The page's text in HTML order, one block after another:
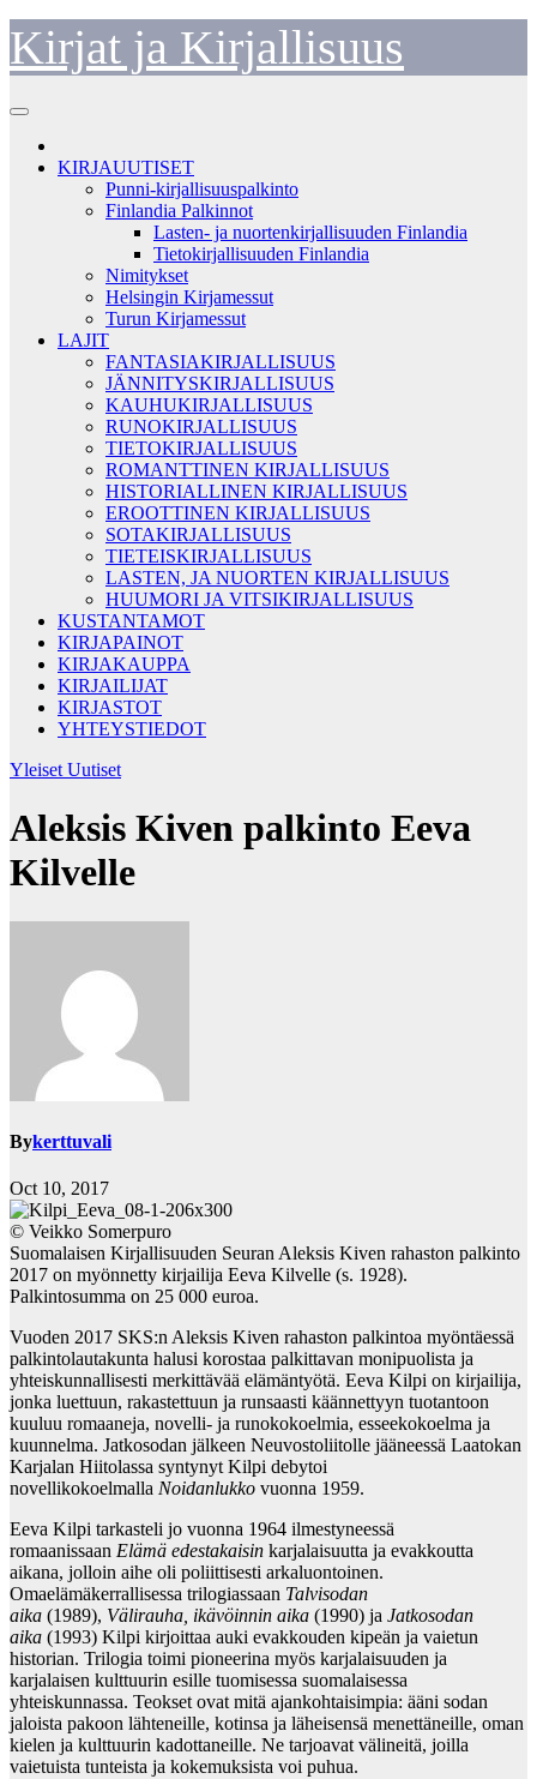
Skip
to
content
Kirjat ja Kirjallisuus
KIRJAUUTISET
Punni-kirjallisuuspalkinto
Finlandia Palkinnot
Lasten- ja nuortenkirjallisuuden Finlandia
Tietokirjallisuuden Finlandia
Nimitykset
Helsingin Kirjamessut
Turun Kirjamessut
LAJIT
FANTASIAKIRJALLISUUS
JÄNNITYSKIRJALLISUUS
KAUHUKIRJALLISUUS
RUNOKIRJALLISUUS
TIETOKIRJALLISUUS
ROMANTTINEN KIRJALLISUUS
HISTORIALLINEN KIRJALLISUUS
EROOTTINEN KIRJALLISUUS
SOTAKIRJALLISUUS
TIETEISKIRJALLISUUS
LASTEN, JA NUORTEN KIRJALLISUUS
HUUMORI JA VITSIKIRJALLISUUS
KUSTANTAMOT
KIRJAPAINOT
KIRJAKAUPPA
KIRJAILIJAT
KIRJASTOT
YHTEYSTIEDOT
Yleiset Uutiset
Aleksis Kiven palkinto Eeva
Kilvelle
Bykerttuvali
Oct 10, 2017
© Veikko Somerpuro
Suomalaisen Kirjallisuuden Seuran Aleksis Kiven rahaston palkinto
2017 on myönnetty kirjailija Eeva Kilvelle (s. 1928).
Palkintosumma on 25 000 euroa.
Vuoden 2017 SKS:n Aleksis Kiven rahaston palkintoa myöntäessä
palkintolautakunta halusi korostaa palkittavan monipuolista ja
yhteiskunnallisesti merkittävää elämäntyötä. Eeva Kilpi on kirjailija,
jonka luettuun, rakastettuun ja runsaasti käännettyyn tuotantoon
kuuluu romaaneja, novelli- ja runokokoelmia, esseekokoelma ja
kuunnelma. Jatkosodan jälkeen Neuvostoliitolle jääneessä Laatokan
Karjalan Hiitolassa syntynyt Kilpi debytoi
novellikokoelmalla Noidanlukko vuonna 1959.
Eeva Kilpi tarkasteli jo vuonna 1964 ilmestyneessä
romaanissaan Elämä edestakaisin karjalaisuutta ja evakkoutta
aikana, jolloin aihe oli poliittisesti arkaluontoinen.
Omaelämäkerrallisessa trilogiassaan Talvisodan
aika (1989), Välirauha, ikävöinnin aika (1990) ja Jatkosodan
aika (1993) Kilpi kirjoittaa auki evakkouden kipeän ja vaietun
historian. Trilogia toimi pioneerina myös karjalaisuuden ja
karjalaisen kulttuurin esille tuomisessa suomalaisessa
yhteiskunnassa. Teokset ovat mitä ajankohtaisimpia: ääni sodan
jaloista pakoon lähteneille, kotinsa ja läheisensä menettäneille, oman
kielen ja kulttuurin kadottaneille. Ne tarjoavat välineitä, joilla
vaietuista tunteista ja kokemuksista voi puhua.